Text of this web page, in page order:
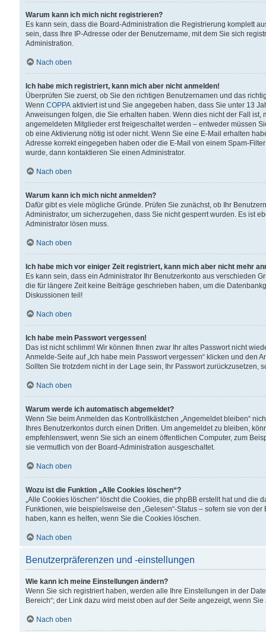
Warum kann ich mich nicht registrieren?
Es kann sein, dass die Board-Administration die Registrierung komplett
sein, dass Ihre IP-Adresse oder der Benutzername, mit dem Sie sich
Administration.
Nach oben
Ich habe mich registriert, kann mich aber nicht anmelden!
Überprüfen Sie zuerst, ob Sie den richtigen Benutzernamen und das
Wenn COPPA aktiviert ist und Sie angegeben haben, dass Sie unter 13
Anweisungen folgen, die Sie erhalten haben. Wenn dies nicht der Fall
angemeldeten Mitglieder erst freigeschaltet werden – entweder müssen
ob eine Aktivierung nötig ist oder nicht. Wenn Sie eine E-Mail erhalten
Adresse korrekt eingegeben haben oder die E-Mail von einem Spam-
wurde, dann kontaktieren Sie einen Administrator.
Nach oben
Warum kann ich mich nicht anmelden?
Dafür gibt es viele mögliche Gründe. Prüfen Sie zunächst, ob Ihr
Administrator, um sicherzugehen, dass Sie nicht gesperrt wurden. Es ist
Administrator lösen muss.
Nach oben
Ich habe mich vor einiger Zeit registriert, kann mich aber nicht mehr
Es kann sein, dass ein Administrator Ihr Benutzerkonto aus verschieden
die für längere Zeit keine Beiträge geschrieben haben, um die
Diskussionen teil!
Nach oben
Ich habe mein Passwort vergessen!
Das ist nicht schlimm! Wir können Ihnen zwar Ihr altes Passwort nicht
Anmelde-Seite auf „Ich habe mein Passwort vergessen“ klicken und
Sollten Sie trotzdem nicht in der Lage sein, Ihr Passwort zurückzusetzen,
Nach oben
Warum werde ich automatisch abgemeldet?
Wenn Sie beim Anmelden das Kontrollkästchen „Angemeldet bleiben“
Ihres Benutzerkontos durch einen Dritten. Um angemeldet zu bleiben,
empfehlenswert, wenn Sie sich an einem öffentlichen Computer, zum
sie vermutlich von der Board-Administration ausgeschaltet.
Nach oben
Wozu ist die Funktion „Alle Cookies löschen“?
„Alle Cookies löschen“ löscht die Cookies, die phpBB erstellt hat und
Funktionen, wie beispielsweise den „Gelesen“-Status – sofern sie von
haben, kann es helfen, wenn Sie die Cookies löschen.
Nach oben
Benutzerpräferenzen und -einstellungen
Wie kann ich meine Einstellungen ändern?
Wenn Sie sich registriert haben, werden alle Ihre Einstellungen in der
Bereich“; der Link dazu wird meist oben auf der Seite angezeigt, wenn
Nach oben